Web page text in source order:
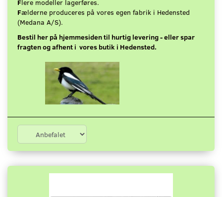
Flere modeller lagerføres.
Fælderne produceres på vores egen fabrik i Hedensted
(Medana A/S).
Bestil her på hjemmesiden til hurtig levering - eller spar
fragten og afhent i vores butik i Hedensted.